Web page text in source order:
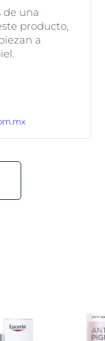
de una
producto,
a